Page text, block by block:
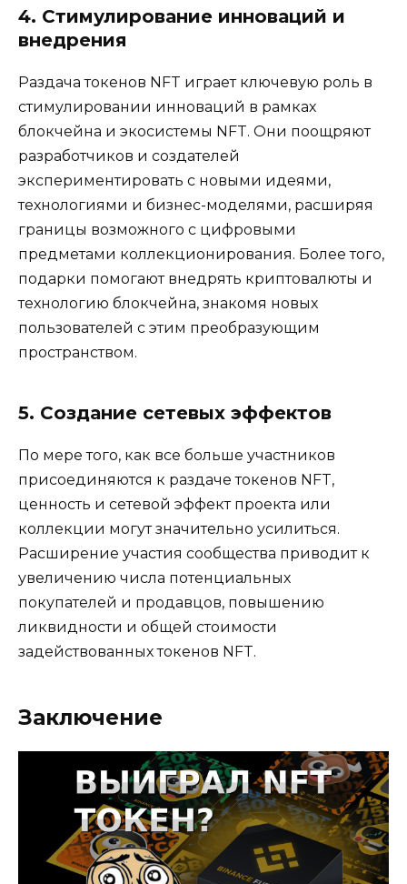
4. Стимулирование инноваций и
внедрения
Раздача токенов NFT играет ключевую роль в
стимулировании инноваций в рамках
блокчейна и экосистемы NFT. Они поощряют
разработчиков и создателей
экспериментировать с новыми идеями,
технологиями и бизнес-моделями, расширяя
границы возможного с цифровыми
предметами коллекционирования. Более того,
подарки помогают внедрять криптовалюты и
технологию блокчейна, знакомя новых
пользователей с этим преобразующим
пространством.
5. Создание сетевых эффектов
По мере того, как все больше участников
присоединяются к раздаче токенов NFT,
ценность и сетевой эффект проекта или
коллекции могут значительно усилиться.
Расширение участия сообщества приводит к
увеличению числа потенциальных
покупателей и продавцов, повышению
ликвидности и общей стоимости
задействованных токенов NFT.
Заключение